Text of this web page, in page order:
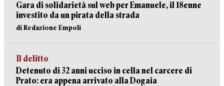
Gara di solidarietà sul web per Emanuele, il 18enne
investito da un pirata della strada
di Redazione Empoli
Il delitto
Detenuto di 32 anni ucciso in cella nel carcere di
Prato: era appena arrivato alla Dogaia